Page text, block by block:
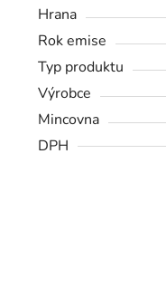
Hrana
Rok emise
Typ produktu
Výrobce
Mincovna
DPH